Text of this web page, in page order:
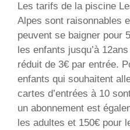
Les tarifs de la piscine
Alpes sont raisonnables
peuvent se baigner pour
les enfants jusqu’à
réduit de 3€ par entrée.
enfants qui souhaitent
cartes d’entrées à 10
un abonnement est
les adultes et 150€ pour